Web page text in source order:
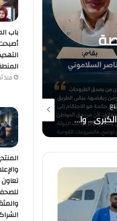
إسرائيل الكبرى… والمكر الأمريكي هل أعادت واشنطن رسم قواعد اللعبة في الشرق الأوسط؟
منذ 11 ساعة
باب
منذ